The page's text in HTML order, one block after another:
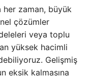
her zaman, büyük
çözümler
veya toplu
yüksek hacimli
Gelişmiş
eksik kalmasına